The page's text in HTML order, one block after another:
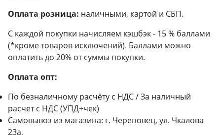
Оплата розница: наличными, картой и СБП.
С каждой покупки начисляем кэшбэк - 15 % баллами
(*кроме товаров исключений). Баллами можно
оплатить до 20% от суммы покупки.
Оплата опт:
По безналичному расчёту с НДС / За наличный
расчет с НДС (УПД+чек)
Самовывоз из магазина: г. Череповец, ул. Чкалова
23а,